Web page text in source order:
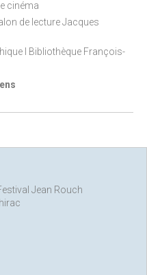
cinéma
de lecture Jacques
I Bibliothèque François-
Jean Rouch